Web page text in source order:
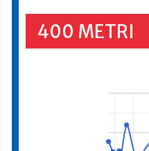
400 METRI